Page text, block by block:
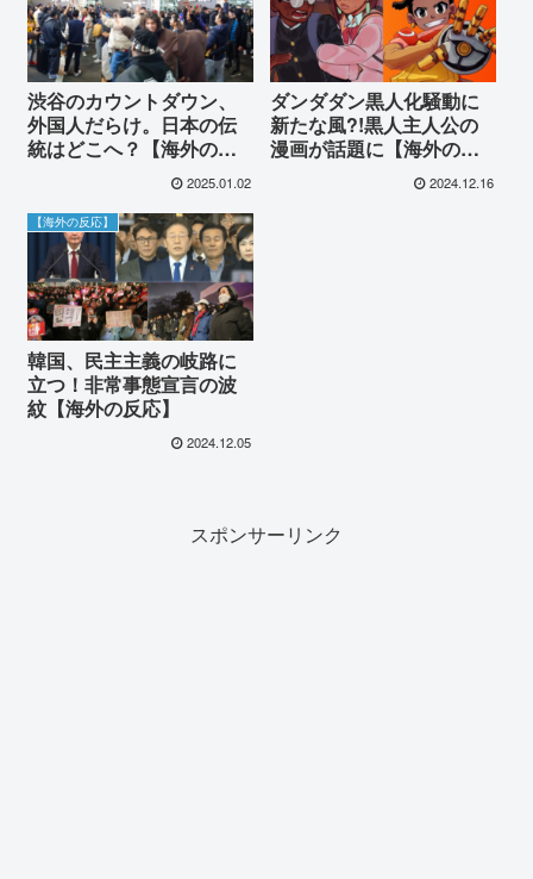
渋谷のカウントダウン、
外国人だらけ。日本の伝
統はどこへ？【海外の反
2025.01.02
ダンダダン黒人化騒動に
新たな風?!黒人主人公の
漫画が話題に【海外の反
2024.12.16
【海外の反応】
韓国、民主主義の岐路に
立つ！非常事態宣言の波
紋【海外の反応】
2024.12.05
スポンサーリンク